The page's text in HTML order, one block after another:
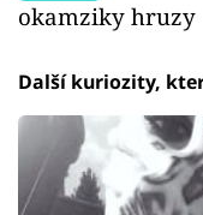
okamziky hruzy
Další kuriozity,